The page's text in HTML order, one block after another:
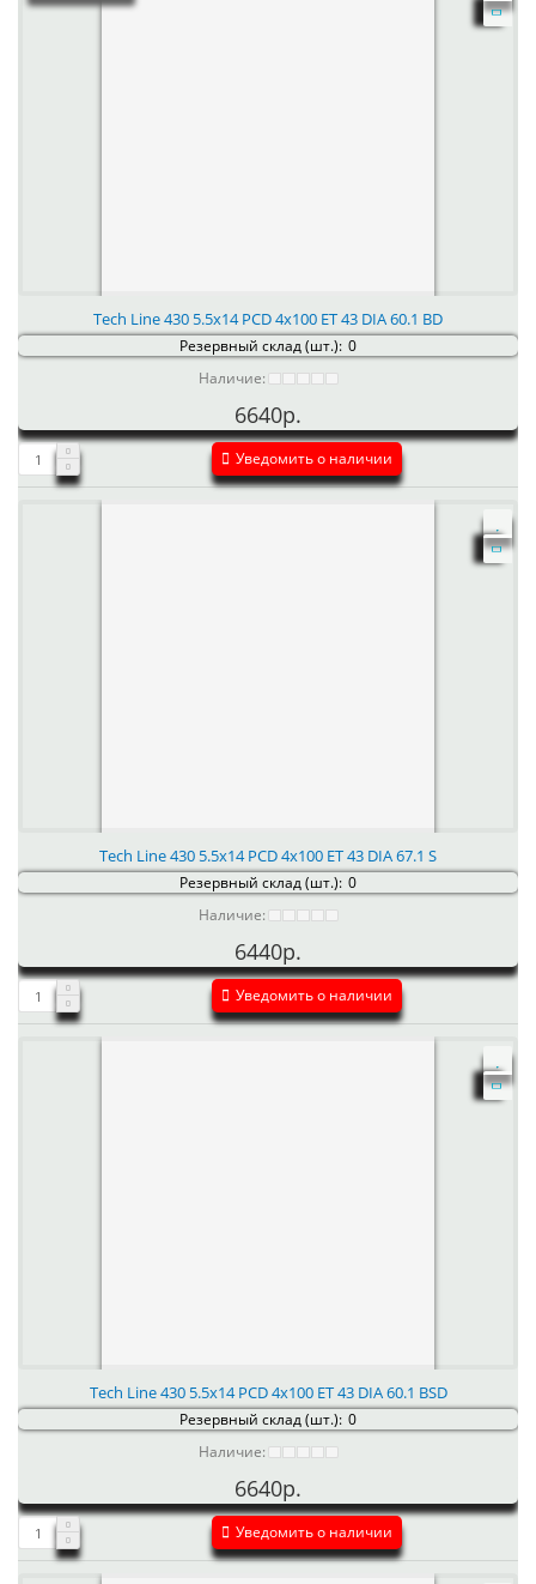
Tech Line 430 5.5x14 PCD 4x100 ET 43 DIA 60.1 BD
Резервный склад (шт.): 0
Наличие:
6640р.
Уведомить о наличии
Tech Line 430 5.5x14 PCD 4x100 ET 43 DIA 67.1 S
Резервный склад (шт.): 0
Наличие:
6440р.
Уведомить о наличии
Tech Line 430 5.5x14 PCD 4x100 ET 43 DIA 60.1 BSD
Резервный склад (шт.): 0
Наличие:
6640р.
Уведомить о наличии